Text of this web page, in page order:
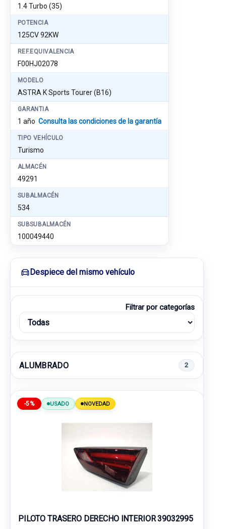
1.4 Turbo (35)
POTENCIA
125CV 92KW
REF.EQUIVALENCIA
F00HJ02078
MODELO
ASTRA K Sports Tourer (B16)
GARANTIA
1 año Consulta las condiciones de la garantía
TIPO VEHÍCULO
Turismo
ALMACÉN
49291
SUBALMACÉN
534
SUBSUBALMACÉN
100049440
Despiece del mismo vehículo
Filtrar por categorías
ALUMBRADO 2
-5% USADO NOVEDAD
PILOTO TRASERO DERECHO INTERIOR 39032995